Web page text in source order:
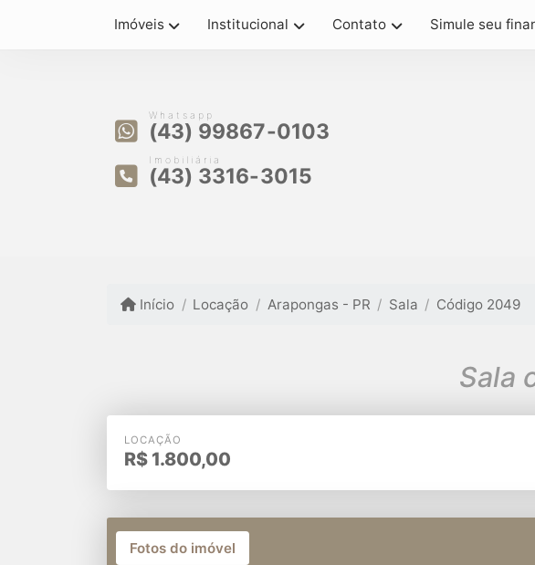
Imóveis Institucional Contato Simule seu
Whatsapp
(43) 99867-0103
Imobiliária
(43) 3316-3015
Início Locação Arapongas - PR Sala Código 2049
Sala
LOCAÇÃO
R$ 1.800,00
Fotos do imóvel